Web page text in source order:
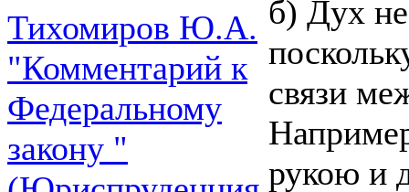
Тихомиров Ю.А.
"Комментарий к
Федеральному
закону "
б) Дух
связи
рукою и